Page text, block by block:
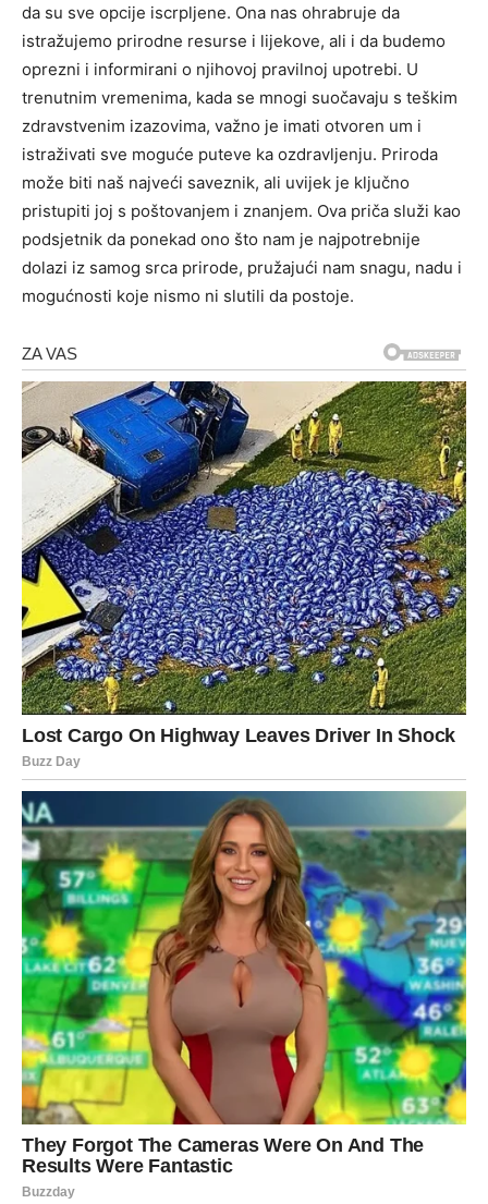
da su sve opcije iscrpljene. Ona nas ohrabruje da
istražujemo prirodne resurse i lijekove, ali i da budemo
oprezni i informirani o njihovoj pravilnoj upotrebi. U
trenutnim vremenima, kada se mnogi suočavaju s teškim
zdravstvenim izazovima, važno je imati otvoren um i
istraživati sve moguće puteve ka ozdravljenju. Priroda
može biti naš najveći saveznik, ali uvijek je ključno
pristupiti joj s poštovanjem i znanjem. Ova priča služi kao
podsjetnik da ponekad ono što nam je najpotrebnije
dolazi iz samog srca prirode, pružajući nam snagu, nadu i
mogućnosti koje nismo ni slutili da postoje.